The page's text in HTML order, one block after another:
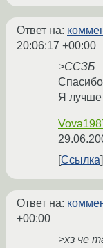
Ответ на:
20:06:17 +00:00
>ССЗБ
Я лучше
Ссылка
Ответ на:
+00:00
>хз че